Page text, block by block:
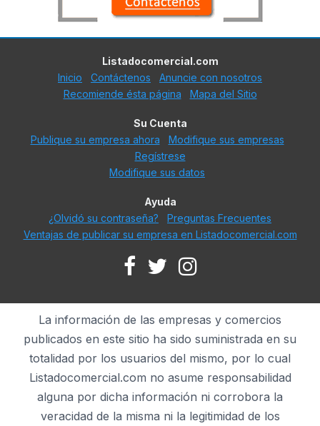
Listadocomercial.com
Inicio
Contáctenos
Anuncie con nosotros
Recomiende ésta página
Mapa del Sitio
Su Cuenta
Publique su empresa ahora
Modifique sus empresas
Regístrese
Modifique sus datos
Ayuda
¿Olvidó su contraseña?
Preguntas Frecuentes
Ventajas de publicar su empresa en Listadocomercial.com
La información de las empresas y comercios
publicados en este sitio ha sido suministrada en su
totalidad por los usuarios del mismo, por lo cual
Listadocomercial.com no asume responsabilidad
alguna por dicha información ni corrobora la
veracidad de la misma ni la legitimidad de los